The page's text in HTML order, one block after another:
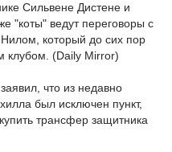
Сильвене Дистене и
"коты" ведут переговоры с
который до сих пор
клубом. (Daily Mirror)
что из недавно
был исключен пункт,
трансфер защитника